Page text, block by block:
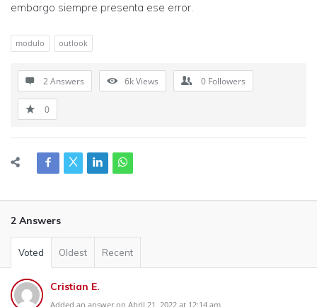
embargo siempre presenta ese error.
modulo outlook
2 Answers 6kViews 0 Followers
0
2 Answers
Voted Oldest Recent
Cristian E.
Added an answer on Abril 21, 2022 at 12:14 am